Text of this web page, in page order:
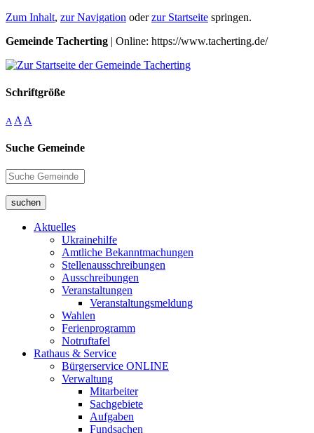
Zum Inhalt, zur Navigation oderzur Startseite springen.
Gemeinde Tacherting | Online: https://www.tacherting.de/
Schriftgröße
A A A
Suche Gemeinde
suchen
Aktuelles
Ukrainehilfe
Amtliche Bekanntmachungen
Stellenausschreibungen
Ausschreibungen
Veranstaltungen
Veranstaltungsmeldung
Wahlen
Ferienprogramm
Notruftafel
Rathaus & Service
Bürgerservice ONLINE
Verwaltung
Mitarbeiter
Sachgebiete
Aufgaben
Fundsachen